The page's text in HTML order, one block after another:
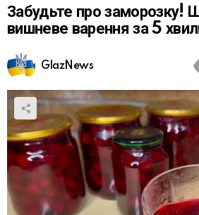
Забудьте про заморозку!
вишневе варення за 5
GlazNews